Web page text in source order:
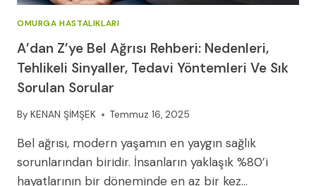
OMURGA HASTALIKLARI
A’dan Z’ye Bel Ağrısı Rehberi: Nedenleri,
Tehlikeli Sinyaller, Tedavi Yöntemleri Ve Sık
Sorulan Sorular
By KENAN ŞİMŞEK Temmuz 16, 2025
Bel ağrısı, modern yaşamın en yaygın sağlık
sorunlarından biridir. İnsanların yaklaşık %80’i
hayatlarının bir döneminde en az bir kez…